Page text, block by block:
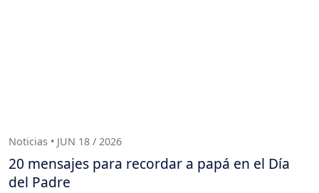
Noticias • JUN 18 / 2026
20 mensajes para recordar a papá en el Día
del Padre